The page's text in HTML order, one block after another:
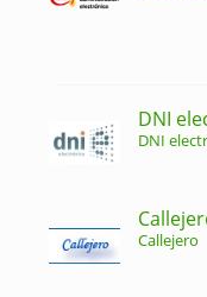
DNI
DNI
Callejero